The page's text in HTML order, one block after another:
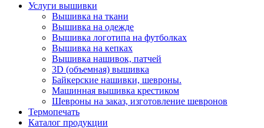
Услуги вышивки
Вышивка на ткани
Вышивка на одежде
Вышивка логотипа на футболках
Вышивка на кепках
Вышивка нашивок, патчей
3D (объемная) вышивка
Байкерские нашивки, шевроны.
Машинная вышивка крестиком
Шевроны на заказ, изготовление шевронов
Термопечать
Каталог продукции